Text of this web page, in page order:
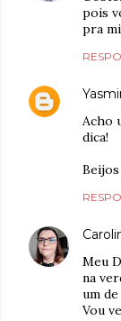
pois
pra
Acho
dica!
Beijos
Meu
na
um
Vou